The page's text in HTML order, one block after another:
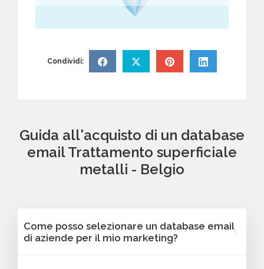
Condividi:
Guida all'acquisto di un database
email Trattamento superficiale
metalli - Belgio
Come posso selezionare un database email
di aziende per il mio marketing?